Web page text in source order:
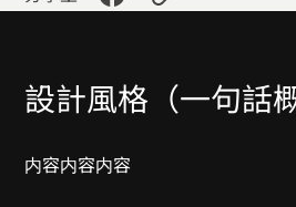
設計風格（一句話概
内容内容内容